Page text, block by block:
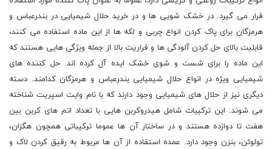
قرار می گیرد. در خشک شویی ها و در خرید حلال شیمیایی در بندرعباس و
هرمزگان برای پاک کردن انواع چربی و لکه ها از این ماده استفاده می کنند،
قابلیت بالای حل کردن آلودگی ها و فراریت بالا از جمله ویژگی هایی هستند که
این ماده را برای شست و شوی خشک ایده آل کرده اند. حل کننده های
شیمیایی ویژه در انواع حلال شیمیایی بندرعباس و هرمزگان کدامند. دسته
دیگری نیز از حلال های شیمیایی وجود دارند که با نام وایت اسپریت شناخته
می شوند. این ترکیبات شامل هیدروکربن هایی با تعداد اتم های کربن بین
هفت تا دوازده هستند و در ساختار آن ها عموما ترکیباتی همچون هگزان،
تولوئن، بنزن وجود دارد. عمده استفاده از آن ها مربوط به رقیق کردن لاک و